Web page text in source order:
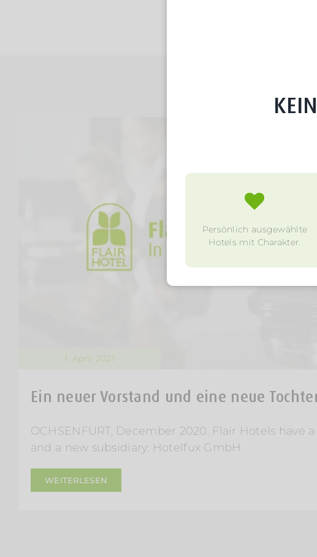
1. April 2021
Ein neuer Vorstand und eine neue
OCHSENFURT, December 2020. Flair Hotels have
and a new subsidiary: Hotelfux GmbH.
WEITERLESEN
Persönlich ausgewählte
Hotels mit Charakter.